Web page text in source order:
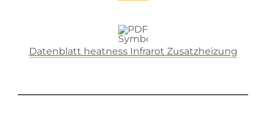
Datenblatt heatness Infrarot Zusatzheizung